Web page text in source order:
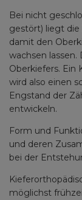
Bei nicht
gestört) liegt
damit den
wachsen
Oberkiefers. Ein
wird also einen
Engstand der
entwickeln.
Form und
und deren
bei der
möglichst